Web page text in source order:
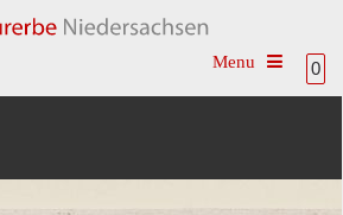
0
Toggle